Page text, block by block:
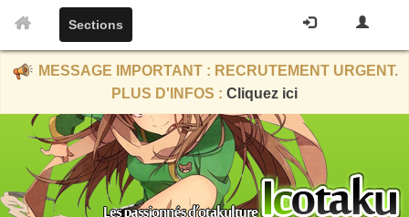
Sections
MESSAGE IMPORTANT : RECRUTEMENT URGENT.
PLUS D'INFOS : Cliquez ici